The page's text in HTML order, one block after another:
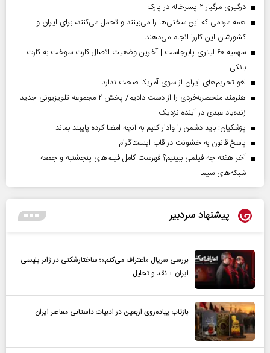
درگیری مرگبار ۲ پسرخاله در پارک
همه مردمی که این سختی‌ها را می‌بینند و تحمل می‌کنند، برای ایران و
کشورشان این کاررا انجام می‌دهند
سهمیه ۶۰ لیتری پابرجاست | آخرین وضعیت اتصال کارت سوخت به کارت
بانکی
لغو تحریم‌های ایران از سوی آمریکا صحت ندارد
هنرمند منحصر‌به‌فردی را از دست دادیم/ پخش ۲ مجموعه تلویزیونی جدید
زنده‌یاد عبدی در آینده نزدیک
پزشکیان: باید دشمن را وادار کنیم به آنچه امضا کرده پایبند بماند
پاسخ قانون به خشونت در قاب اینستاگرام
آخر هفته چه فیلمی ببینیم؟ فهرست کامل فیلم‌های پنجشنبه و جمعه
شبکه‌های سیما
پیشنهاد سردبیر
بررسی سریال «اعتراف می‌کنم»؛ ساختارشکنی در ژانر پلیسی
ایران + نقد و تحلیل
بازتاب پیاده‌روی اربعین در ادبیات داستانی معاصر ایران